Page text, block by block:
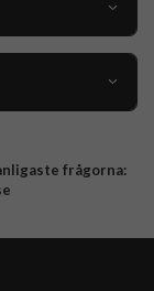
frågorna: